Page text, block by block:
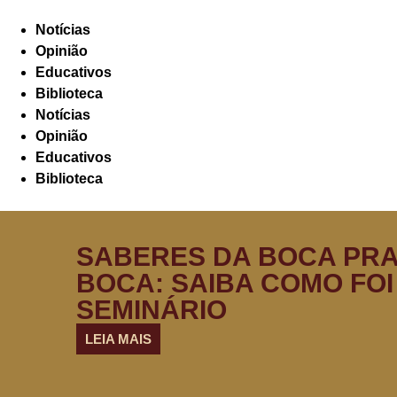
Notícias
Opinião
Educativos
Biblioteca
Notícias
Opinião
Educativos
Biblioteca
SABERES DA BOCA
BOCA: SAIBA COMO
SEMINÁRIO
LEIA MAIS